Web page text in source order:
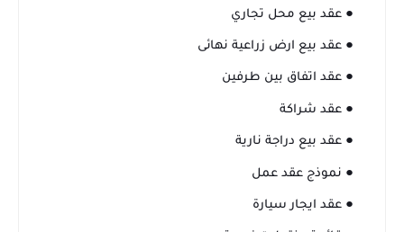
● عقد بيع محل تجاري
● عقد بيع ارض زراعية نهائى
● عقد اتفاق بين طرفين
● عقد شراكة
● عقد بيع دراجة نارية
● نموذج عقد عمل
● عقد ايجار سيارة